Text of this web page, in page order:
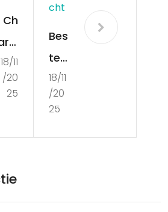
Ch
roi’
s
ze
18/11
/20
25
Cht
Bes
te
acc
om
18/11
/20
25